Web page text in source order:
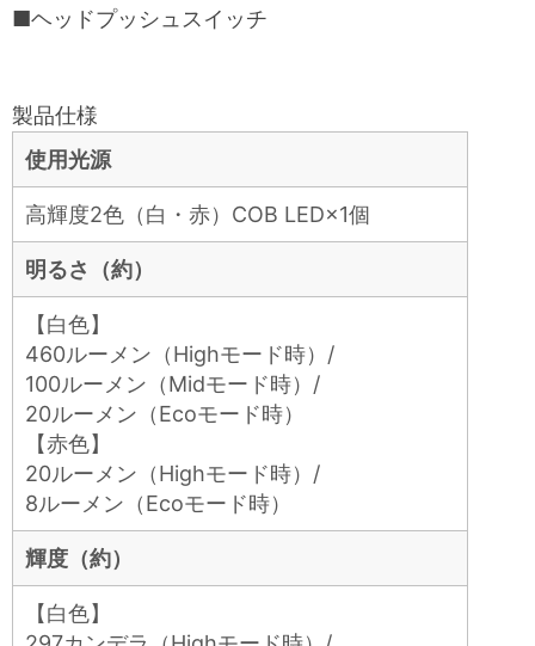
■ヘッドプッシュスイッチ
製品仕様
使用光源
高輝度2色（白・赤）COB LED×1個
明るさ（約）
【白色】
460ルーメン（Highモード時）/
100ルーメン（Midモード時）/
20ルーメン（Ecoモード時）
【赤色】
20ルーメン（Highモード時）/
8ルーメン（Ecoモード時）
輝度（約）
【白色】